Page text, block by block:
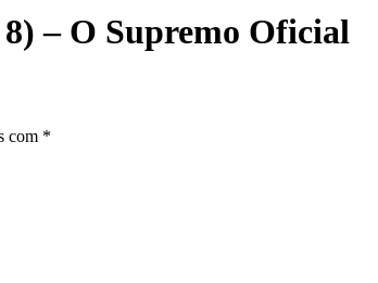
– O Supremo Oficial
com *